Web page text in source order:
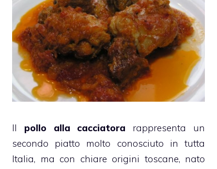
Il pollo alla cacciatora rappresenta un
secondo piatto molto conosciuto in tutta
Italia, ma con chiare origini toscane, nato